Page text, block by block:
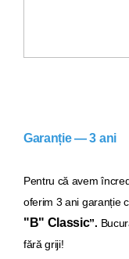
Garanție — 3 ani
Pentru că avem
oferim 3 ani garanție
"B" Classic”.
fără griji!